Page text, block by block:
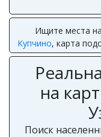
Ищите места
Купчино, карта
на
Поиск